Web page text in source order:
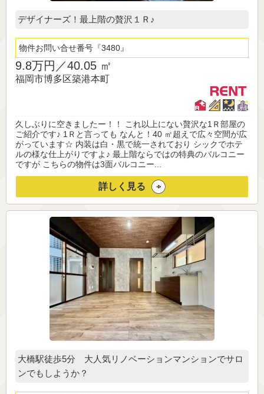
デザイナーズ！最上階の贅沢１Ｒ♪
物件お問い合せ番号 3480
9.8万円／40.05 ㎡
福岡市博多区築港本町
久しぶりに空きましたー！！ これ以上にない贅沢な1Ｒ部屋の
ご紹介です♪ 1Ｒと言っても なんと！40 ㎡超えで広々空間が広
がっています☆ 内装は白・黒で統一されており シックでホテ
ルの様な仕上がりですよ♪ 最上階ならではの特典のバルコニー
ですが こちらの物件は3面バルコニー...
詳しく見る
大橋駅徒歩5分 大人気リノベーションマンションでサロ
ンでもしようか？